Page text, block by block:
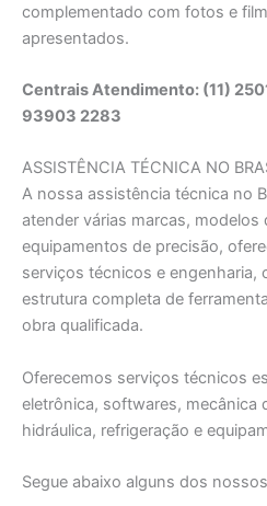
complementado com fotos e
apresentados.
Centrais Atendimento: (11)
93903 2283
ASSISTÊNCIA TÉCNICA NO
A nossa assistência técnica no
atender várias marcas, modelos
equipamentos de precisão,
serviços técnicos e engenharia,
estrutura completa de
obra qualificada.
Oferecemos serviços técnicos
eletrônica, softwares, mecânica
hidráulica, refrigeração e
Segue abaixo alguns dos